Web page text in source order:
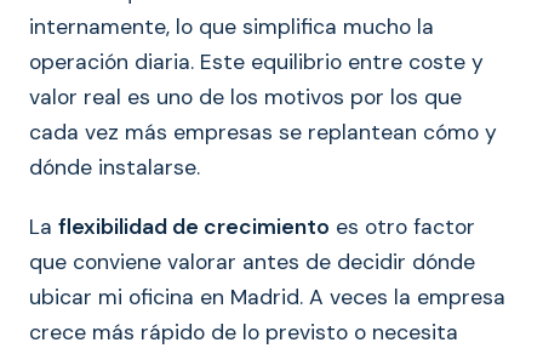
internamente, lo que simplifica mucho la
operación diaria. Este equilibrio entre coste y
valor real es uno de los motivos por los que
cada vez más empresas se replantean cómo y
dónde instalarse.
La flexibilidad de crecimiento es otro factor
que conviene valorar antes de decidir dónde
ubicar mi oficina en Madrid. A veces la empresa
crece más rápido de lo previsto o necesita